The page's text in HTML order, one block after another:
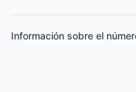
Información sobre el